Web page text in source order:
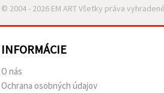
© 2004 - 2026 EM ART Všetky práva
INFORMÁCIE
O nás
Ochrana osobných údajov